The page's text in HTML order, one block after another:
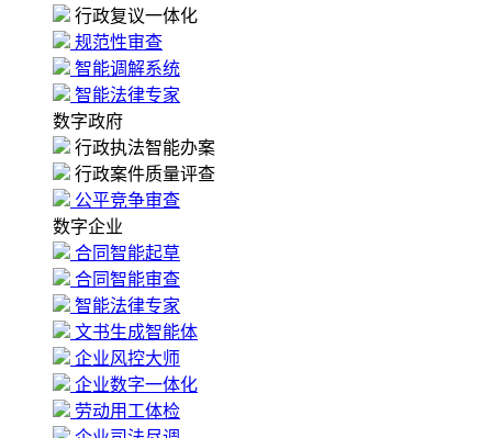
行政复议一体化
规范性审查
智能调解系统
智能法律专家
数字政府
行政执法智能办案
行政案件质量评查
公平竞争审查
数字企业
合同智能起草
合同智能审查
智能法律专家
文书生成智能体
企业风控大师
企业数字一体化
劳动用工体检